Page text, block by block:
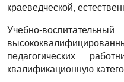
краеведческой,
Учебно-
педагогических
квалификационную